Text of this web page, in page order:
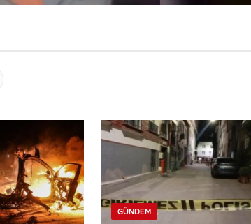
GÜNDEM